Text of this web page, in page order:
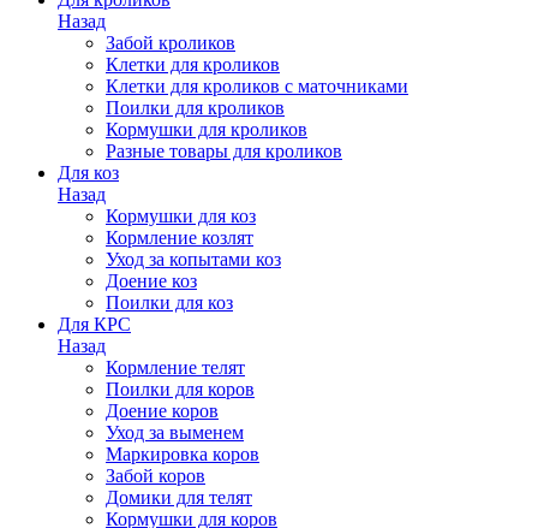
Назад
Забой кроликов
Клетки для кроликов
Клетки для кроликов с маточниками
Поилки для кроликов
Кормушки для кроликов
Разные товары для кроликов
Для коз
Назад
Кормушки для коз
Кормление козлят
Уход за копытами коз
Доение коз
Поилки для коз
Для КРС
Назад
Кормление телят
Поилки для коров
Доение коров
Уход за выменем
Маркировка коров
Забой коров
Домики для телят
Кормушки для коров